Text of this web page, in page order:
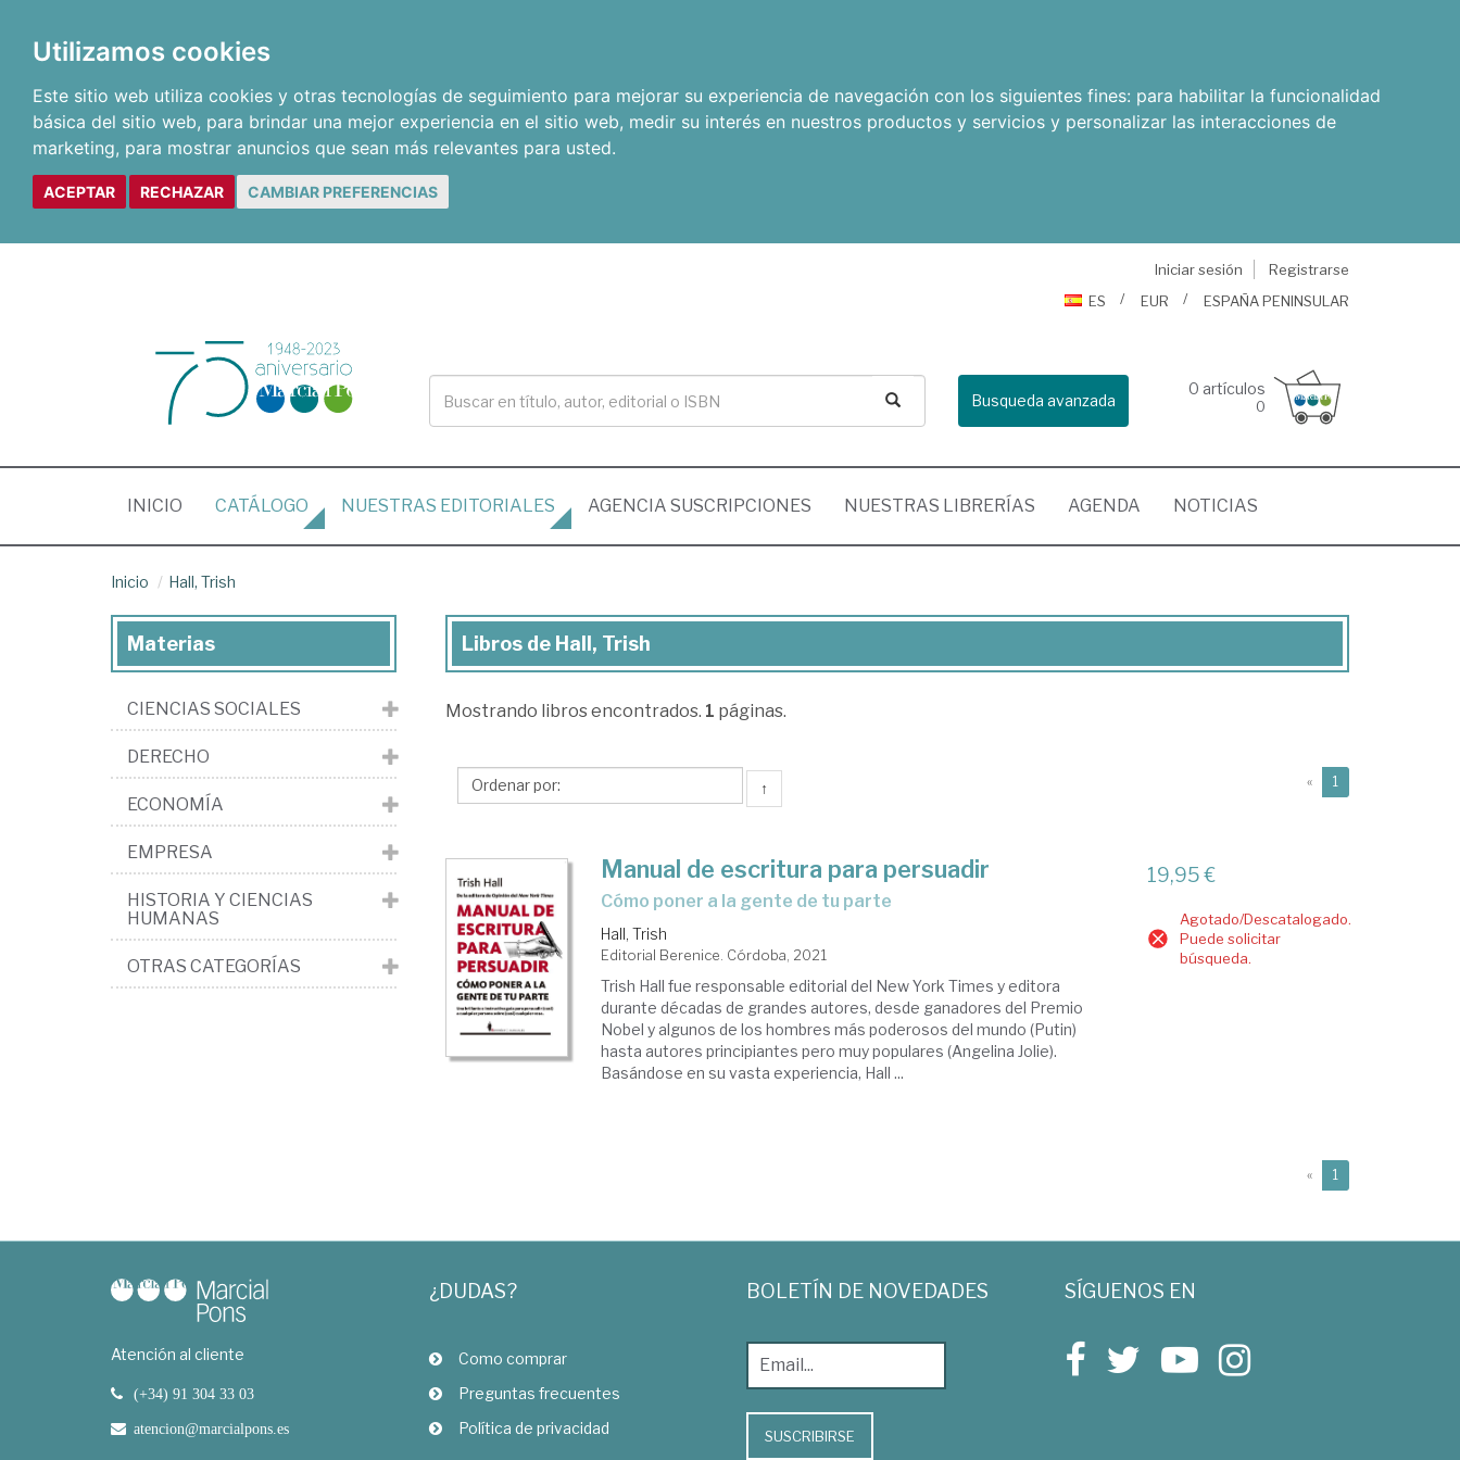
Utilizamos cookies
Este sitio web utiliza cookies y otras tecnologías de seguimiento para mejorar su experiencia de navegación con los siguientes fines: para habilitar la funcionalidad
básica del sitio web, para brindar una mejor experiencia en el sitio web, medir su interés en nuestros productos y servicios y personalizar las interacciones de
marketing, para mostrar anuncios que sean más relevantes para usted.
ACEPTAR RECHAZAR CAMBIAR PREFERENCIAS
Iniciar sesión
Registrarse
ES
EUR ESPAÑA PENINSULAR
Busqueda avanzada
0 artículos
0
INICIO (CURRENT)
CATÁLOGO NUESTRAS EDITORIALES AGENCIA SUSCRIPCIONES NUESTRAS LIBRERÍAS AGENDA NOTICIAS
Inicio Hall, Trish
Libros
Hall,
Libros de Hall, Trish
Mostrando libros encontrados. 1 páginas.
↑ « 1
Manual de escritura para persuadir
cómo poner a la gente de tu parte
Hall, Trish
Editorial Berenice. Córdoba, 2021
Trish Hall fue responsable editorial del New York Times y editora
durante décadas de grandes autores, desde ganadores del Premio
Nobel y algunos de los hombres más poderosos del mundo (Putin)
hasta autores principiantes pero muy populares (Angelina Jolie).
Basándose en su vasta experiencia, Hall ...
19,95 €
Agotado/Descatalogado.
Puede solicitar
búsqueda.
« 1
Materias
CIENCIAS SOCIALES
DERECHO
ECONOMÍA
EMPRESA
HISTORIA Y CIENCIAS
HUMANAS
OTRAS CATEGORÍAS
Atención al cliente
(+34) 91 304 33 03
atencion@marcialpons.es
¿DUDAS?
Como comprar
Preguntas frecuentes
Política de privacidad
BOLETÍN DE NOVEDADES
SUSCRIBIRSE
SÍGUENOS EN